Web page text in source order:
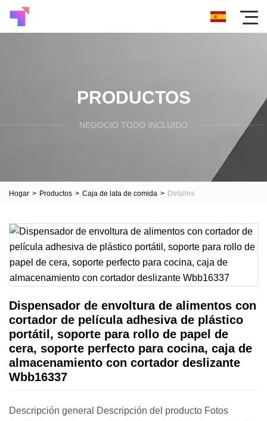
PRODUCTOS
NEGOCIO TODO INCLUIDO
Hogar > Productos > Caja de lata de comida > Detalles
Dispensador de envoltura de alimentos con
cortador de película adhesiva de plástico
portátil, soporte para rollo de papel de
cera, soporte perfecto para cocina, caja de
almacenamiento con cortador deslizante
Wbb16337
Descripción general Descripción del producto Fotos